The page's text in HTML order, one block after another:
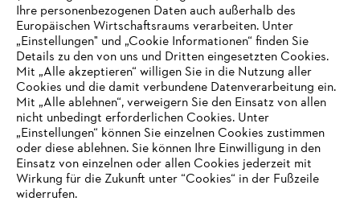
Unternehmen
Online Shop
Service
IHR BROWSER WIRD NICHT
UNTERSTÜTZT
Ihre personenbezogenen Daten auch außerhalb des
Europäischen Wirtschaftsraums verarbeiten. Unter
„Einstellungen" und „Cookie Informationen“ finden Sie
Details zu den von uns und Dritten eingesetzten Cookies.
Mit „Alle akzeptieren“ willigen Sie in die Nutzung aller
Cookies und die damit verbundene Datenverarbeitung ein.
Mit „Alle ablehnen“, verweigern Sie den Einsatz von allen
nicht unbedingt erforderlichen Cookies. Unter
„Einstellungen“ können Sie einzelnen Cookies zustimmen
oder diese ablehnen. Sie können Ihre Einwilligung in den
Einsatz von einzelnen oder allen Cookies jederzeit mit
Wirkung für die Zukunft unter “Cookies“ in der Fußzeile
widerrufen.